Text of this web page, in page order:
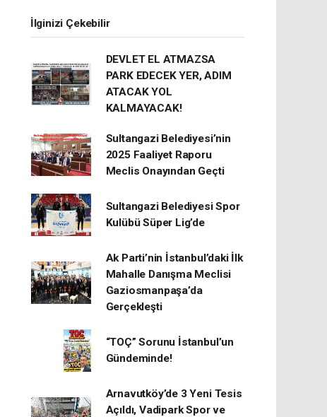
İlginizi Çekebilir
DEVLET EL ATMAZSA
PARK EDECEK YER, ADIM
ATACAK YOL
KALMAYACAK!
Sultangazi Belediyesi’nin
2025 Faaliyet Raporu
Meclis Onayından Geçti
Sultangazi Belediyesi Spor
Kulübü Süper Lig’de
Ak Parti’nin İstanbul’daki İlk
Mahalle Danışma Meclisi
Gaziosmanpaşa’da
Gerçekleşti
“TOÇ” Sorunu İstanbul’un
Gündeminde!
Arnavutköy’de 3 Yeni Tesis
Açıldı, Vadipark Spor ve